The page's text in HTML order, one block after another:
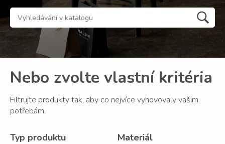
Nebo zvolte vlastní kritéria
Filtrujte produkty tak, aby co nejvíce vyhovovaly vašim
potřebám.
Typ produktu Materiál